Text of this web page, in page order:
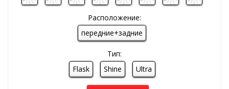
Расположение:
передние+задние
Тип:
Flask
Shine Ultra